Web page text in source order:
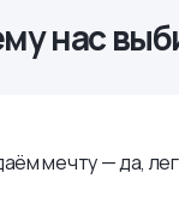
нас
мечту — да,